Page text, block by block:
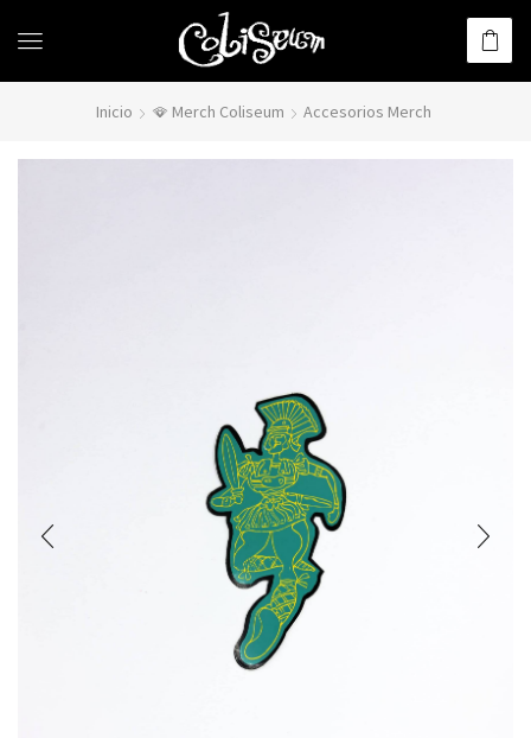
Inicio 🪭 Merch Coliseum Accesorios Merch